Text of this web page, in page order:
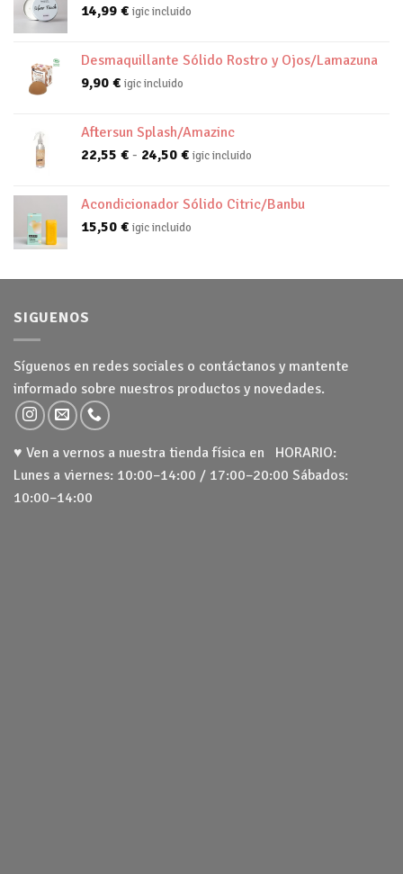
14,99 € igic incluido
Desmaquillante Sólido Rostro y Ojos/Lamazuna
9,90 € igic incluido
Aftersun Splash/Amazinc
22,55 € - 24,50 €Rango
desde
22,55 €
igic incluido
Acondicionador Sólido Citric/Banbu
15,50 € igic incluido
SIGUENOS
Síguenos en redes sociales o contáctanos y mantente
informado sobre nuestros productos y novedades.
♥ Ven a vernos a nuestra tienda física en HORARIO:
Lunes a viernes: 10:00–14:00 / 17:00–20:00 Sábados:
10:00–14:00